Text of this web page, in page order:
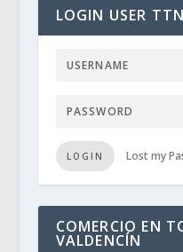
LOGIN USER TTN
LOGIN Lost my
COMERCIO EN
VALDENCÍN